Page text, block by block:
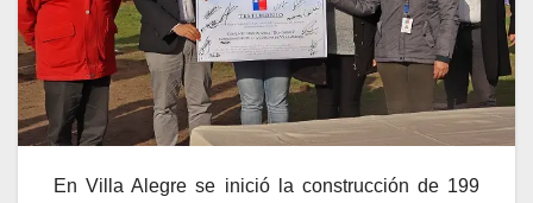
En Villa Alegre se inició la construcción de 199